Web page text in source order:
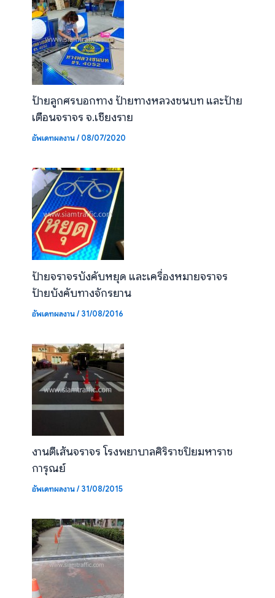
ป้ายลูกศรบอกทาง ป้ายทางหลวงชนบท และป้าย
เตือนจราจร จ.เชียงราย
อัพเดทผลงาน/08/07/2020
ป้ายจราจรบังคับหยุด และเครื่องหมายจราจร
ป้ายบังคับทางจักรยาน
อัพเดทผลงาน/31/08/2016
งานตีเส้นจราจร โรงพยาบาลศิริราชปิยมหาราช
การุณย์
อัพเดทผลงาน/31/08/2015